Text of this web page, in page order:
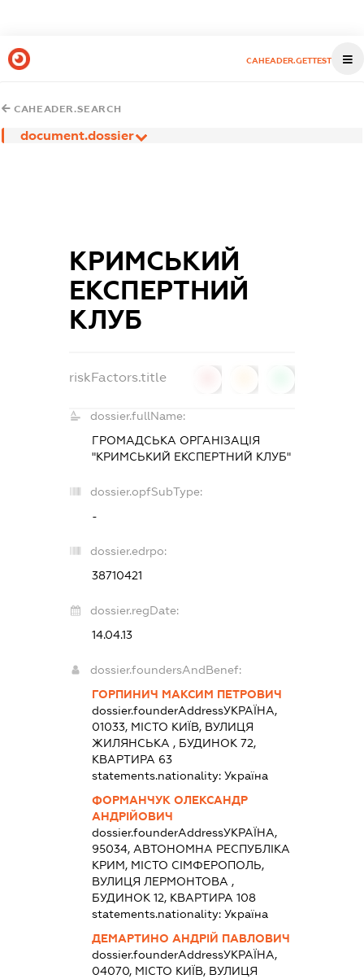
CAHEADER.GETTEST
CAHEADER.SEARCH
document.dossier
КРИМСЬКИЙ
ЕКСПЕРТНИЙ
КЛУБ
riskFactors.title
dossier.fullName:
ГРОМАДСЬКА ОРГАНІЗАЦІЯ
"КРИМСЬКИЙ ЕКСПЕРТНИЙ КЛУБ"
dossier.opfSubType:
-
dossier.edrpo:
38710421
dossier.regDate:
14.04.13
dossier.foundersAndBenef:
ГОРПИНИЧ МАКСИМ ПЕТРОВИЧ
dossier.founderAddressУКРАЇНА,
01033, МІСТО КИЇВ, ВУЛИЦЯ
ЖИЛЯНСЬКА , БУДИНОК 72,
КВАРТИРА 63
statements.nationality:Україна
ФОРМАНЧУК ОЛЕКСАНДР
АНДРІЙОВИЧ
dossier.founderAddressУКРАЇНА,
95034, АВТОНОМНА РЕСПУБЛІКА
КРИМ, МІСТО СІМФЕРОПОЛЬ,
ВУЛИЦЯ ЛЕРМОНТОВА ,
БУДИНОК 12, КВАРТИРА 108
statements.nationality:Україна
ДЕМАРТИНО АНДРІЙ ПАВЛОВИЧ
dossier.founderAddressУКРАЇНА,
04070, МІСТО КИЇВ, ВУЛИЦЯ